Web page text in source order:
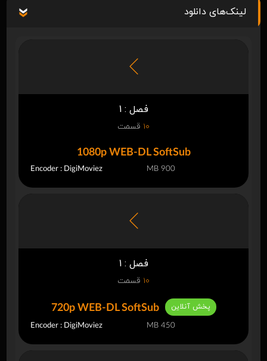
لینک‌های دانلود
فصل : 1
10 قسمت
1080p WEB-DL SoftSub
Encoder : DigiMoviez 900 MB
فصل : 1
10 قسمت
720p WEB-DL SoftSub پخش آنلاین
Encoder : DigiMoviez 450 MB